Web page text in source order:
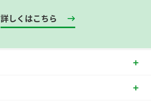
詳しくはこちら